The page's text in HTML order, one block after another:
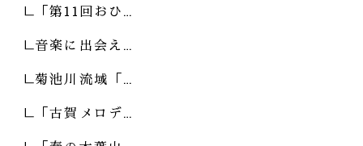
「第11回おひ…
音楽に出会え…
菊池川流域「…
「古賀メロデ…